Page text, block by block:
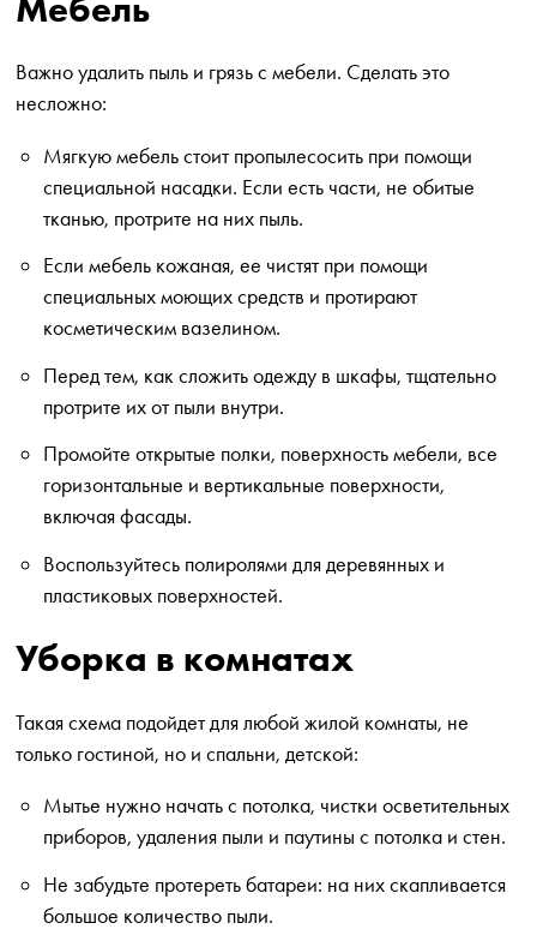
Важно удалить пыль и грязь с мебели. Сделать это
несложно:
Мягкую мебель стоит пропылесосить при помощи
специальной насадки. Если есть части, не обитые
тканью, протрите на них пыль.
Если мебель кожаная, ее чистят при помощи
специальных моющих средств и протирают
косметическим вазелином.
Перед тем, как сложить одежду в шкафы, тщательно
протрите их от пыли внутри.
Промойте открытые полки, поверхность мебели, все
горизонтальные и вертикальные поверхности,
включая фасады.
Воспользуйтесь полиролями для деревянных и
пластиковых поверхностей.
Уборка в комнатах
Такая схема подойдет для любой жилой комнаты, не
только гостиной, но и спальни, детской:
Мытье нужно начать с потолка, чистки осветительных
приборов, удаления пыли и паутины с потолка и стен.
Не забудьте протереть батареи: на них скапливается
большое количество пыли.